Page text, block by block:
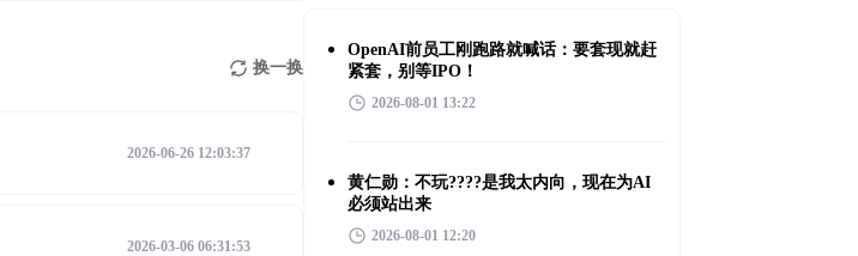
换一换
2026-06-26 12:03:37
2026-03-06 06:31:53
OpenAI前员工刚跑路就喊话：要套现就赶
紧套，别等IPO！
2026-08-01 13:22
黄仁勋：不玩????是我太内向，现在为AI
必须站出来
2026-08-01 12:20